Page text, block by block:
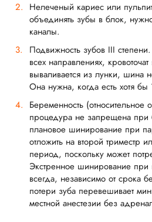
Нелеченый кариес или
объединять зубы в блок,
каналы.
Подвижность зубов III
всех направлениях,
вываливается из лунки, шина
Она нужна, когда есть хотя
Беременность (относительное
процедура не запрещена при
плановое шинирование при
отложить на второй триместр
период, поскольку может
Экстренное шинирование при
всегда, независимо от срока
потери зуба перевешивает
местной анестезии без